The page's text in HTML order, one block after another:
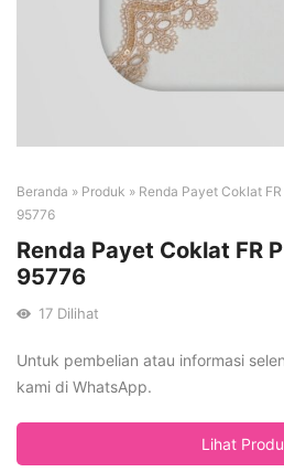
Beranda » Produk » Renda Payet Coklat
95776
Renda Payet Coklat FR
95776
17 Dilihat
Untuk pembelian atau informasi
kami di WhatsApp.
Lihat